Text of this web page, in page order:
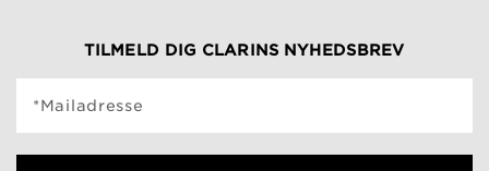
TILMELD DIG CLARINS NYHEDSBREV
*Mailadresse